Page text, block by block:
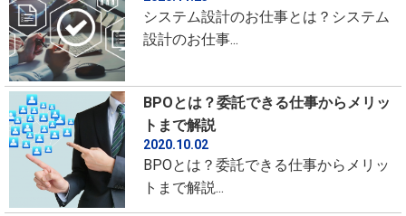
システム設計のお仕事とは？システム
設計のお仕事...
BPOとは？委託できる仕事からメリッ
トまで解説
2020.10.02
BPOとは？委託できる仕事からメリッ
トまで解説...